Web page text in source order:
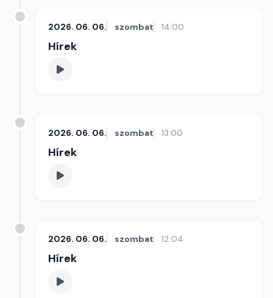
2026. 06. 06. szombat 14:00
Hírek
2026. 06. 06. szombat 13:00
Hírek
2026. 06. 06. szombat 12:04
Hírek